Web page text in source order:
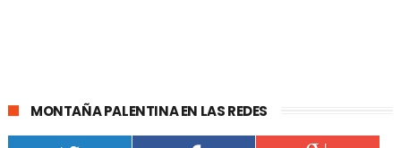
MONTAÑA PALENTINA EN LAS REDES